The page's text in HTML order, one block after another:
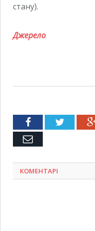
стану).
Джерело
FacebookTwitter
Емейл
КОМЕНТАРІ